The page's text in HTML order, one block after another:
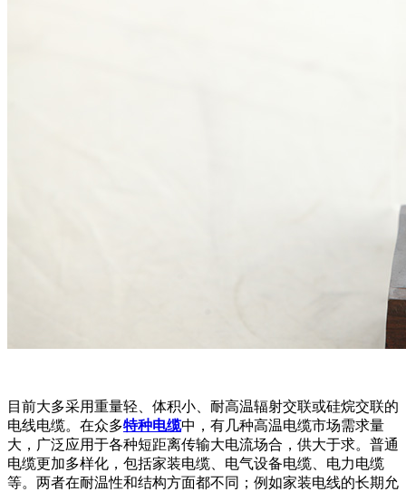
目前大多采用重量轻、体积小、耐高温辐射交联或硅烷交联的
电线电缆。在众多特种电缆中，有几种高温电缆市场需求量
大，广泛应用于各种短距离传输大电流场合，供大于求。普通
电缆更加多样化，包括家装电缆、电气设备电缆、电力电缆
等。两者在耐温性和结构方面都不同；例如家装电线的长期允